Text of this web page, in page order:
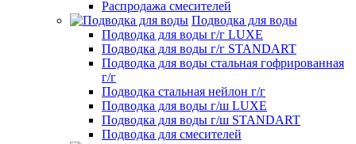
Распродажа смесителей
Подводка для воды
Подводка для воды г/г LUXE
Подводка для воды г/г STANDART
Подводка для воды стальная гофрированная
г/г
Подводка стальная нейлон г/г
Подводка для воды г/ш LUXE
Подводка для воды г/ш STANDART
Подводка для смесителей